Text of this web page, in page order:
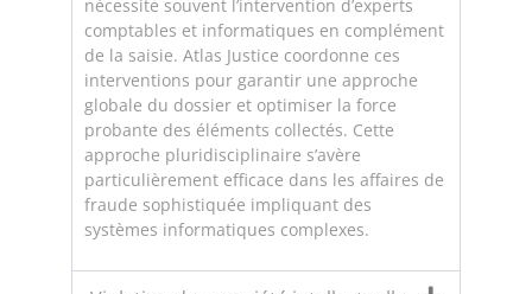
nécessite souvent l’intervention d’experts
comptables et informatiques en complément
de la saisie. Atlas Justice coordonne ces
interventions pour garantir une approche
globale du dossier et optimiser la force
probante des éléments collectés. Cette
approche pluridisciplinaire s’avère
particulièrement efficace dans les affaires de
fraude sophistiquée impliquant des
systèmes informatiques complexes.